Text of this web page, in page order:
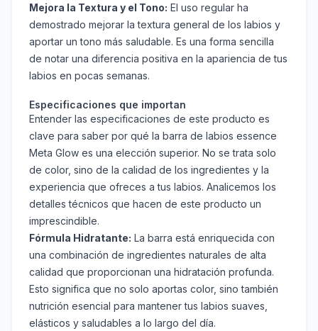
Mejora la Textura y el Tono: El uso regular ha
demostrado mejorar la textura general de los labios y
aportar un tono más saludable. Es una forma sencilla
de notar una diferencia positiva en la apariencia de tus
labios en pocas semanas.
Especificaciones que importan
Entender las especificaciones de este producto es
clave para saber por qué la barra de labios essence
Meta Glow es una elección superior. No se trata solo
de color, sino de la calidad de los ingredientes y la
experiencia que ofreces a tus labios. Analicemos los
detalles técnicos que hacen de este producto un
imprescindible.
Fórmula Hidratante: La barra está enriquecida con
una combinación de ingredientes naturales de alta
calidad que proporcionan una hidratación profunda.
Esto significa que no solo aportas color, sino también
nutrición esencial para mantener tus labios suaves,
elásticos y saludables a lo largo del día.